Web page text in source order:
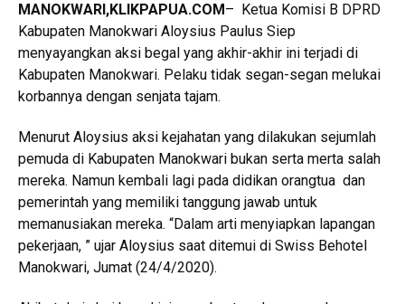
MANOKWARI,KLIKPAPUA.COM – Ketua Komisi B DPRD
Kabupaten Manokwari Aloysius Paulus Siep
menyayangkan aksi begal yang akhir-akhir ini terjadi di
Kabupaten Manokwari. Pelaku tidak segan-segan melukai
korbannya dengan senjata tajam.
Menurut Aloysius aksi kejahatan yang dilakukan sejumlah
pemuda di Kabupaten Manokwari bukan serta merta salah
mereka. Namun kembali lagi pada didikan orangtua dan
pemerintah yang memiliki tanggung jawab untuk
memanusiakan mereka. “Dalam arti menyiapkan lapangan
pekerjaan, ” ujar Aloysius saat ditemui di Swiss Behotel
Manokwari, Jumat (24/4/2020).